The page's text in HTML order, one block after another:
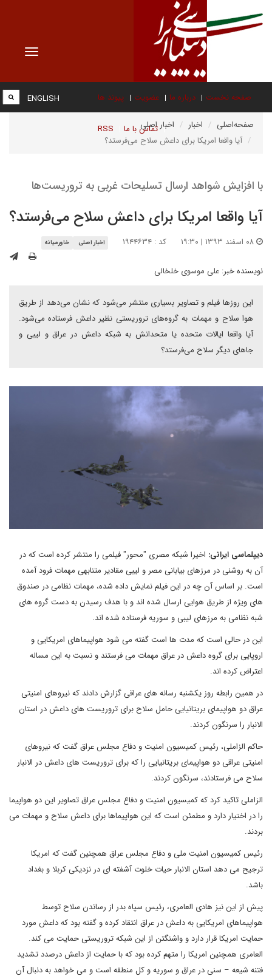
Toggle
صفحه نخست درباره ما عضویت پیوند ها
تماس با ما RSS
ENGLISH
صفحه‌اصلی اخبار
اخبار اصلی
آیا واقعا امریکا برای داعش سلاح می‌فرستد؟
با افزایش شواهد ارسال تسلیحات غربی به تروریست‌ها
آیا واقعا امریکا برای داعش سلاح می‌فرستد؟
کد : ۱۹۴۴۶۳۴ اخبار اصلی خاورمیانه
نویسنده خبر: على موسوى خلخالى
این روزها فیلم و تصاویر بسیاری منتشر می‌شود که نشان می‌دهد از طریق
هوا سلاح و مهمات به گروه‌های تروریستی نظیر داعش فرستاده می‌شود.
آیا واقعا ایالات متحده یا متحدانش به شبکه داعش در عراق و لیبی و
جاهای دیگر سلاح می‌فرستد؟
دیپلماسی ایرانی: اخیرا شبکه مصری "محور" فیلمی را منتشر کرده است که در
آن به روشنی در مرزهای بیابانی مصر و لیبی مقادیر متنابهی مهمات فرود آمده
است. بر اساس آن چه در این فیلم نمایش داده شده، مهمات نظامی در صندوق
های ویژه از طریق هوایی ارسال شده اند و با هدف رسیدن به دست گروه های
شبه نظامی به مرزهای لیبی و سوریه فرستاده شده اند.
این در حالی است که مدت ها است گفته می شود هواپیماهای امریکایی و
اروپایی برای گروه داعش در عراق مهمات می فرستند و نسبت به این مساله
اعتراض کرده اند.
در همین رابطه روز یکشنبه رسانه های عراقی گزارش دادند که نیروهای امنیتی
عراق دو هواپیمای بریتانیایی حامل سلاح برای تروریست های داعش در استان
الانبار را سرنگون کردند.
حاکم الزاملی، رئیس کمیسیون امنیت و دفاع مجلس عراق گفت که نیروهای
امنیتی عراقی دو هواپیمای بریتانیایی را که برای تروریست های داعش در الانبار
سلاح می فرستادند، سرنگون کردند.
الزاملی تاکید کرد که کمیسیون امنیت و دفاع مجلس عراق تصاویر این دو هواپیما
را در اختیار دارد و مطمئن است که این هواپیماها برای داعش سلاح و مهمات می
بردند.
رئیس کمیسیون امنیت ملی و دفاع مجلس عراق همچنین گفت که امریکا
ترجیح می دهد استان الانبار حیات خلوت آشفته ای در نزدیکی کربلا و بغداد
باشد.
پیش از این نیز هادی العامری، رئیس سپاه بدر از رساندن سلاح توسط
هواپیماهای امریکایی به داعش در عراق انتقاد کرده و گفته بود که داعش مورد
حمایت امریکا قرار دارد و واشنگتن از این شبکه تروریستی حمایت می کند.
العامری همچنین امریکا را متهم کرده بود که با حمایت از داعش درصدد تشدید
فتنه شیعه – سنی در عراق و سوریه و کل منطقه است و می خواهد به دنبال آن